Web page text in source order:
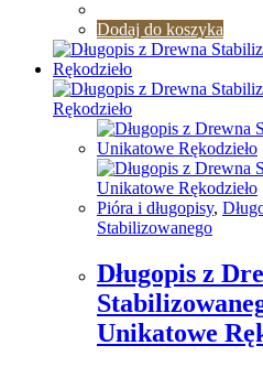
Dodaj do koszyka
Pióra i długopisy,
Stabilizowanego
Długopis z
Unikatowe